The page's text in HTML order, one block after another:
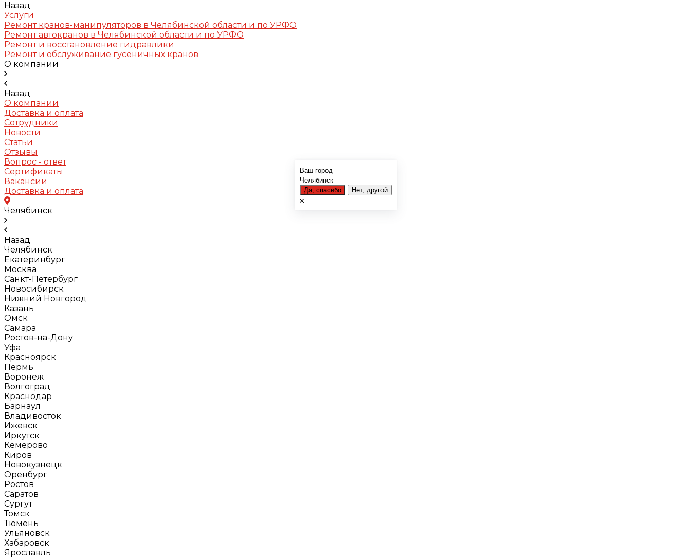
Назад
Услуги
Ремонт кранов-манипуляторов в Челябинской области и по УРФО
Ремонт автокранов в Челябинской области и по УРФО
Ремонт и восстановление гидравлики
Ремонт и обслуживание гусеничных кранов
О компании
Назад
О компании
Доставка и оплата
Сотрудники
Новости
Статьи
Отзывы
Вопрос - ответ
Сертификаты
Вакансии
Доставка и оплата
Челябинск
Назад
Челябинск
Екатеринбург
Москва
Санкт-Петербург
Новосибирск
Нижний Новгород
Казань
Омск
Самара
Ростов-на-Дону
Уфа
Красноярск
Пермь
Воронеж
Волгоград
Краснодар
Барнаул
Владивосток
Ижевск
Иркутск
Кемерово
Киров
Новокузнецк
Оренбург
Ростов
Саратов
Сургут
Томск
Тюмень
Ульяновск
Хабаровск
Ярославль
Ваш город
Челябинск
Да, спасибо Нет, другой